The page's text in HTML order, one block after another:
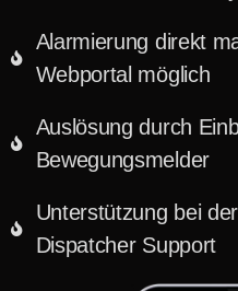
Alarmierung direkt
Webportal möglich
Auslösung durch
Bewegungsmelder
Unterstützung bei
Dispatcher Support